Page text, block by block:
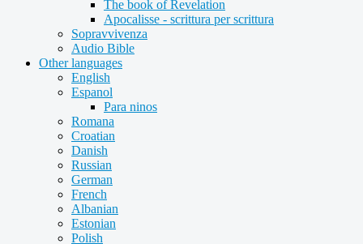
The book of Revelation
Apocalisse - scrittura per scrittura
Sopravvivenza
Audio Bible
Other languages
English
Espanol
Para ninos
Romana
Croatian
Danish
Russian
German
French
Albanian
Estonian
Polish